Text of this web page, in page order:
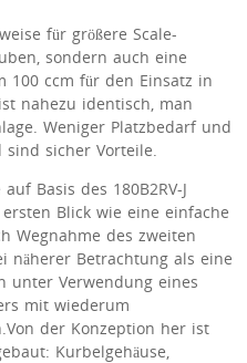
für größere Scale-
sondern auch eine
100 ccm für den Einsatz in
nahezu identisch, man
Weniger Platzbedarf und
sicher Vorteile.
Basis des 180B2RV-J
Blick wie eine einfache
Wegnahme des zweiten
näherer Betrachtung als eine
unter Verwendung eines
mit wiederum
der Konzeption her ist
Kurbelgehäuse,